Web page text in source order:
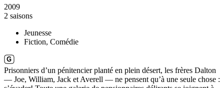
2009
2 saisons
Jeunesse
Fiction, Comédie
Prisonniers d’un pénitencier planté en plein désert, les frères Dalton
— Joe, William, Jack et Averell — ne pensent qu’à une seule chose :